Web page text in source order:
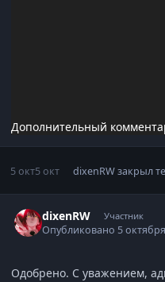
Дополнительный
5 окт5 окт dixenRWзакрыл
dixenRW Участник
Опубликовано 5
Одобрено. С уважением,